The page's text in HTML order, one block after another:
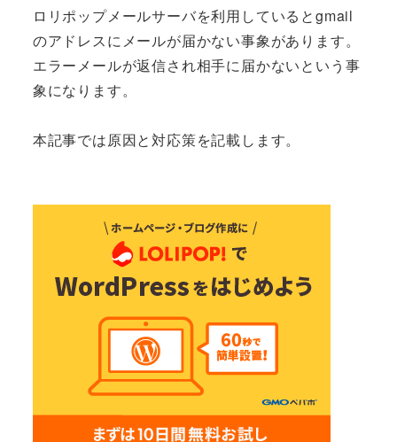
ロリポップメールサーバを利用しているとgmail
のアドレスにメールが届かない事象があります。
エラーメールが返信され相手に届かないという事
象になります。
本記事では原因と対応策を記載します。